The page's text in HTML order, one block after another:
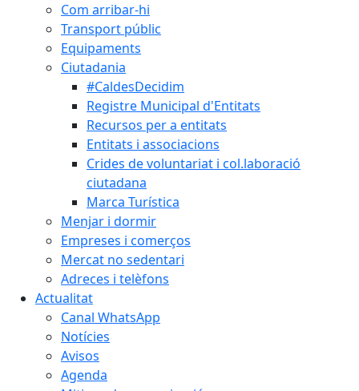
Com arribar-hi
Transport públic
Equipaments
Ciutadania
#CaldesDecidim
Registre Municipal d'Entitats
Recursos per a entitats
Entitats i associacions
Crides de voluntariat i col.laboració
ciutadana
Marca Turística
Menjar i dormir
Empreses i comerços
Mercat no sedentari
Adreces i telèfons
Actualitat
Canal WhatsApp
Notícies
Avisos
Agenda